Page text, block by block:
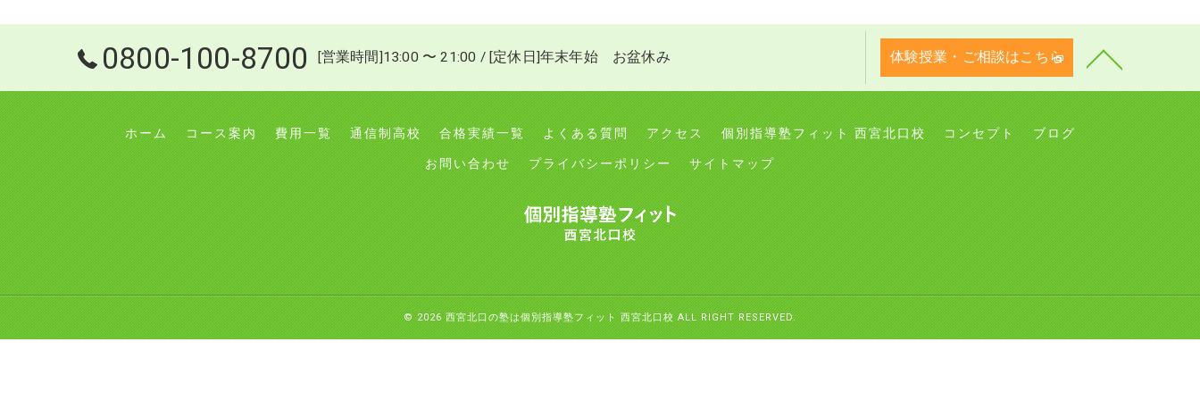
0800-100-8700 [営業時間]13:00 〜 21:00 / [定休日]年末年始 お盆休み 体験授業・ご相談はこちら
ホーム コース案内 費用一覧 通信制高校 合格実績一覧 よくある質問 アクセス 個別指導塾フィット 西宮北口校 コンセプト ブログ
お問い合わせ プライバシーポリシー サイトマップ
© 2026 西宮北口の塾は個別指導塾フィット 西宮北口校 ALL RIGHT RESERVED.